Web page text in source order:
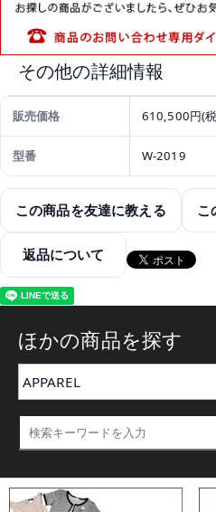
その他の詳細情報
販売価格 610,500円(
型番 W-2019
この商品を友達に教える こ
返品について
ほかの商品を探す